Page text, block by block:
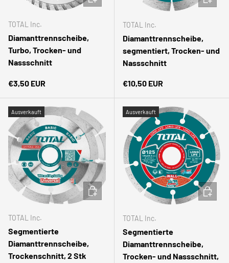
TOTAL Inc.
Diamanttrennscheibe,
Turbo, Trocken- und
Nassschnitt
Normaler Preis
€3,50 EUR
TOTAL Inc.
Diamanttrennscheibe,
segmentiert, Trocken- und
Nassschnitt
Normaler Preis
€10,50 EUR
Ausverkauft
TOTAL Inc.
Segmentierte
Diamanttrennscheibe,
Trockenschnitt, 2 Stk
IN DEN WARENKORB
Ausverkauft
TOTAL Inc.
Segmentierte
Diamanttrennscheibe,
Trocken- und Nassschnitt,
IN DEN